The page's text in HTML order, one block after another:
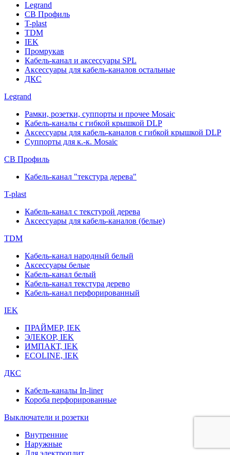
Legrand
СВ Профиль
T-plast
TDM
IEK
Промрукав
Кабель-канал и аксессуары SPL
Аксессуары для кабель-каналов остальные
ДКС
Legrand
Рамки, розетки, суппорты и прочее Mosaic
Кабель-каналы с гибкой крышкой DLP
Аксессуары для кабель-каналов с гибкой крышкой DLP
Суппорты для к.-к. Mosaic
СВ Профиль
Кабель-канал "текстура дерева"
T-plast
Кабель-канал с текстурой дерева
Аксессуары для кабель-каналов (белые)
TDM
Кабель-канал народный белый
Аксессуары белые
Кабель-канал белый
Кабель-канал текстура дерево
Кабель-канал перфорированный
IEK
ПРАЙМЕР, IEK
ЭЛЕКОР, IEK
ИМПАКТ, IEK
ECOLINE, IEK
ДКС
Кабель-каналы In-liner
Короба перфорированные
Выключатели и розетки
Внутренние
Наружные
Для электроплит